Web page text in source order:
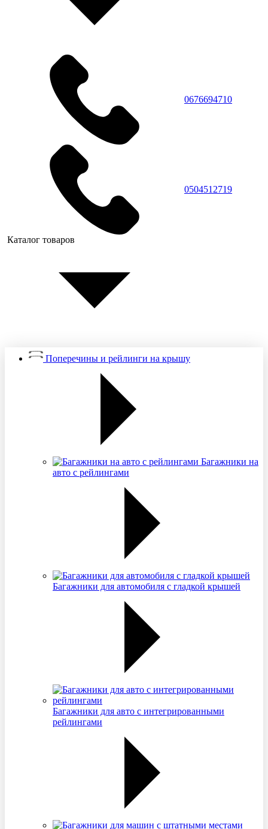
0676694710
0504512719
Каталог товаров
Поперечины и рейлинги на крышу
Багажники на
авто с рейлингами
Багажники для автомобиля с гладкой крышей
Багажники для авто с интегрированными
рейлингами